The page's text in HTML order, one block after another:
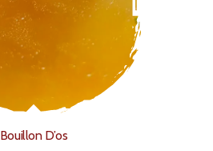
Bouillon D’os